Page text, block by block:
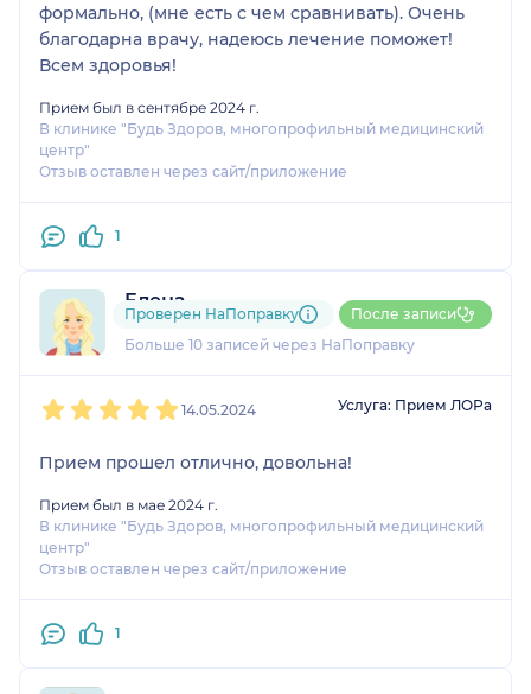
формально, (мне есть с чем сравнивать). Очень
благодарна врачу, надеюсь лечение поможет!
Всем здоровья!
Прием был в сентябре 2024 г.
В клинике "Будь Здоров, многопрофильный медицинский
центр"
Отзыв оставлен через сайт/приложение
1
Елена
3 отзыва
Больше 10 записей через НаПоправку
Проверен НаПоправку После записи
14.05.2024 Услуга: Прием ЛОРа
Прием прошел отлично, довольна!
Прием был в мае 2024 г.
В клинике "Будь Здоров, многопрофильный медицинский
центр"
Отзыв оставлен через сайт/приложение
1